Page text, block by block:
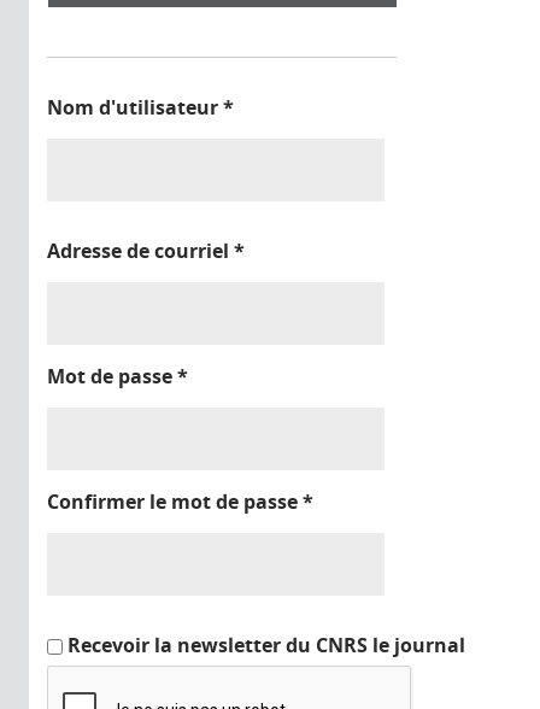
Nom d'utilisateur*
Adresse de courriel *
Mot de passe*
Confirmer le mot de passe*
Recevoir la newsletter du CNRS le journal